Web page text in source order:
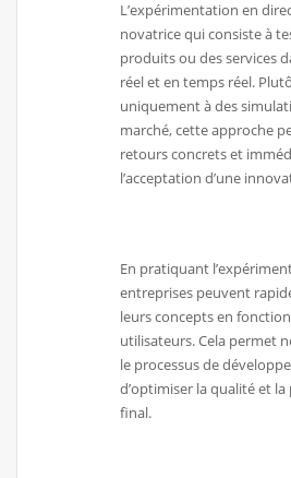
L’expérimentation en
novatrice qui consiste à
produits ou des services
réel et en temps réel.
uniquement à des
marché, cette approche
retours concrets et
l’acceptation d’une
En pratiquant
entreprises peuvent
leurs concepts en
utilisateurs. Cela permet
le processus de
d’optimiser la qualité et
final.